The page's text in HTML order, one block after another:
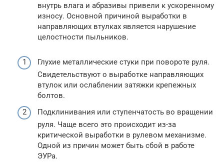
внутрь влага и абразивы привели к ускоренному
износу. Основной причиной выработки в
направляющих втулках является нарушение
целостности пыльников.
Глухие металлические стуки при повороте руля.
Свидетельствуют о выработке направляющих
втулок или ослаблении затяжки крепежных
болтов.
Подклинивания или ступенчатость во вращении
руля. Чаще всего это происходит из-за
критической выработки в рулевом механизме.
Одной из причин может быть сбой в работе
ЭУРа.